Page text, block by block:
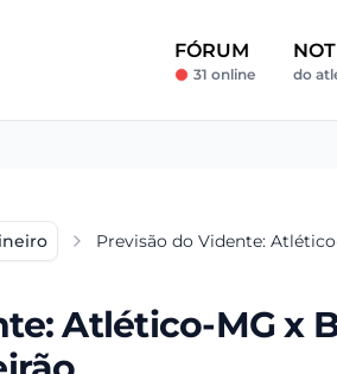
FÓRUM
31 online do
Previsão do Vidente:
Atlético-MG x